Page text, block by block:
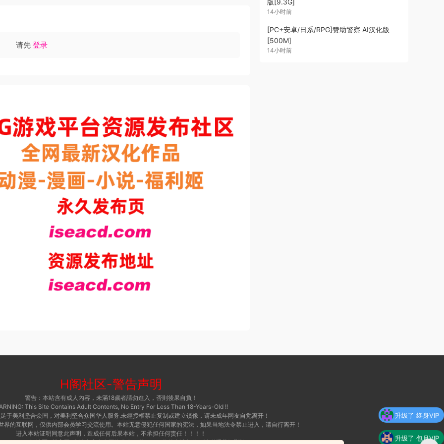
请先 登录
版[9.3G]
14小时前
[PC+安卓/日系/RPG]赞助警察 AI汉化版
[500M]
14小时前
H阁社区-警告声明
警告：本站含有成人內容，未滿18歲者請勿進入，否則後果自負！
This Site Contains Adult Contents, No Entry For Less Than 18-Years-Old !!
于美利坚合众国，对美利坚合众国华人服务.未經授權禁止复制或建立镜像，请未成年网友自觉离开！
界的互联网，仅供内部会员学习交流使用。本站无意侵犯任何国家的宪法，如果当地法令禁止进入，请自行离开！
进入本站证明同意此声明，造成任何后果本站，不承担任何责任！！！！
2015 ·H阁社区-i社官网本站内容来自网络收集，若侵犯了您的合法权益，请联系我们删除！
升级了 终身VIP
升级了 包月VIP